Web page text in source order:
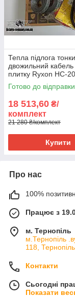
Тепла підлога
двожильний кабель
плитку Ryxon HC-
серия RTC 70.26
Готово до відправки
18 513,60 ₴/
комплект
21 280 ₴/комплект
Купити
Про нас
100%
Працює з
м. Тернопіль
м.Тернопіль
118,
Контакти
Сьогодні
Показати